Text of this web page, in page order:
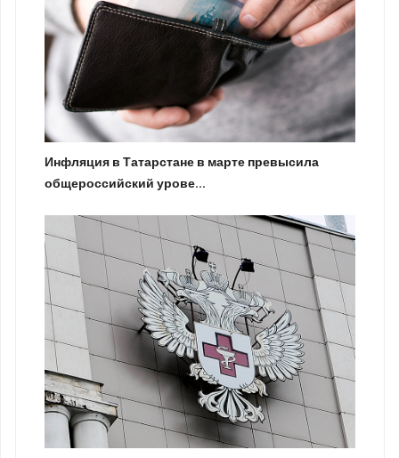
Инфляция в Татарстане в марте превысила
общероссийский урове...